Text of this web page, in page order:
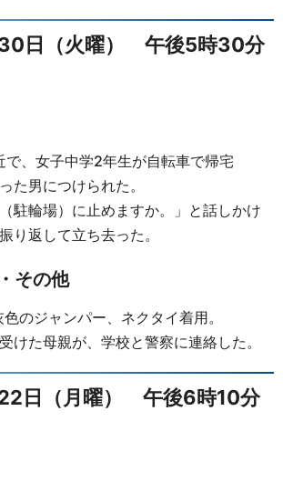
日（火曜） 午後5時30分
で、女子中学2年生が自転車で帰宅
た男につけられた。
駐輪場）に止めますか。」と話しかけ
り返して立ち去った。
その他
のジャンパー、ネクタイ着用。
けた母親が、学校と警察に連絡した。
日（月曜） 午後6時10分